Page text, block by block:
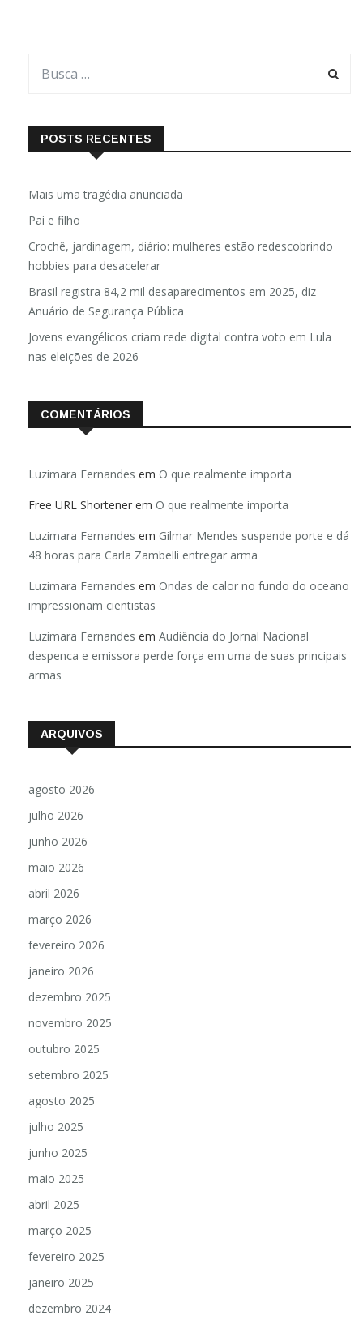
POSTS RECENTES
Mais uma tragédia anunciada
Pai e filho
Crochê, jardinagem, diário: mulheres estão redescobrindo
hobbies para desacelerar
Brasil registra 84,2 mil desaparecimentos em 2025, diz
Anuário de Segurança Pública
Jovens evangélicos criam rede digital contra voto em Lula
nas eleições de 2026
COMENTÁRIOS
Luzimara Fernandes em O que realmente importa
Free URL Shortener em O que realmente importa
Luzimara Fernandes em Gilmar Mendes suspende porte e dá
48 horas para Carla Zambelli entregar arma
Luzimara Fernandes em Ondas de calor no fundo do oceano
impressionam cientistas
Luzimara Fernandes em Audiência do Jornal Nacional
despenca e emissora perde força em uma de suas principais
armas
ARQUIVOS
agosto 2026
julho 2026
junho 2026
maio 2026
abril 2026
março 2026
fevereiro 2026
janeiro 2026
dezembro 2025
novembro 2025
outubro 2025
setembro 2025
agosto 2025
julho 2025
junho 2025
maio 2025
abril 2025
março 2025
fevereiro 2025
janeiro 2025
dezembro 2024